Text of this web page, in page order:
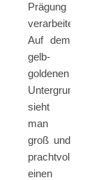
Prägung
verarbeitet.
Auf dem
gelb-
goldenen
Untergrund
sieht
man
groß und
prachtvoll
einen